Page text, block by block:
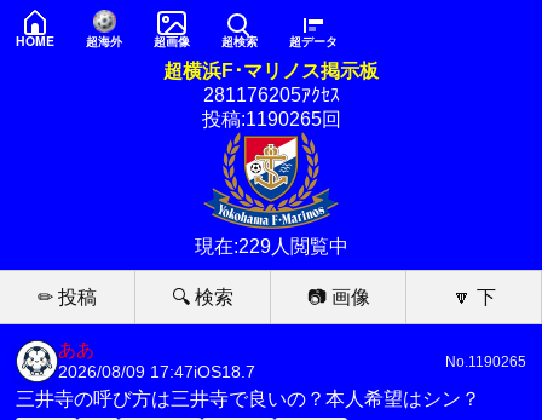
HOME 超海外 超画像 超検索 超データ
超横浜F･マリノス掲示板
281176205ｱｸｾｽ
投稿:1190265回
現在:229人閲覧中
✏ 投稿 🔍 検索 📷 画像 🔽 下
ああ
2026/08/09 17:47iOS18.7
No.1190265
三井寺の呼び方は三井寺で良いの？本人希望はシン？